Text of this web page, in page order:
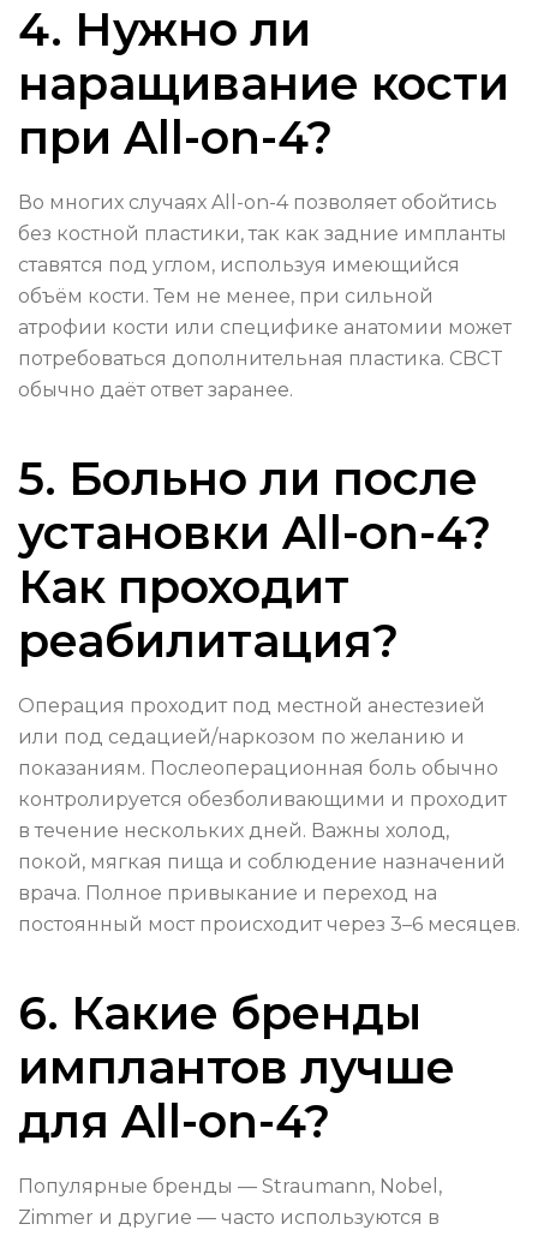
4. Нужно ли
наращивание кости
при All-on-4?
Во многих случаях All-on-4 позволяет обойтись
без костной пластики, так как задние импланты
ставятся под углом, используя имеющийся
объём кости. Тем не менее, при сильной
атрофии кости или специфике анатомии может
потребоваться дополнительная пластика. CBCT
обычно даёт ответ заранее.
5. Больно ли после
установки All-on-4?
Как проходит
реабилитация?
Операция проходит под местной анестезией
или под седацией/наркозом по желанию и
показаниям. Послеоперационная боль обычно
контролируется обезболивающими и проходит
в течение нескольких дней. Важны холод,
покой, мягкая пища и соблюдение назначений
врача. Полное привыкание и переход на
постоянный мост происходит через 3–6 месяцев.
6. Какие бренды
имплантов лучше
для All-on-4?
Популярные бренды — Straumann, Nobel,
Zimmer и другие — часто используются в